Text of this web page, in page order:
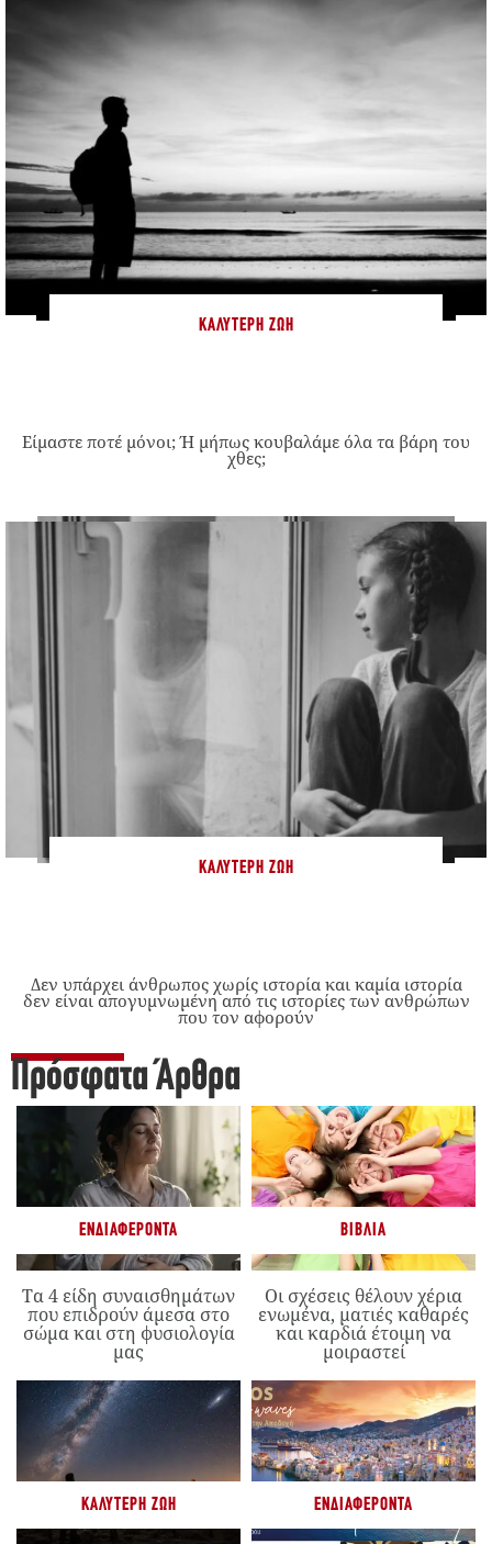
ΚΑΛΎΤΕΡΗ ΖΩΉ
Είμαστε ποτέ μόνοι; Ή μήπως κουβαλάμε όλα τα βάρη του
χθες;
ΚΑΛΎΤΕΡΗ ΖΩΉ
Δεν υπάρχει άνθρωπος χωρίς ιστορία και καμία ιστορία
δεν είναι απογυμνωμένη από τις ιστορίες των ανθρώπων
που τον αφορούν
Πρόσφατα Άρθρα
ΕΝΔΙΑΦΈΡΟΝΤΑ
Τα 4 είδη συναισθημάτων
που επιδρούν άμεσα στο
σώμα και στη φυσιολογία
μας
ΒΙΒΛΊΑ
Οι σχέσεις θέλουν χέρια
ενωμένα, ματιές καθαρές
και καρδιά έτοιμη να
μοιραστεί
ΚΑΛΎΤΕΡΗ ΖΩΉ ΕΝΔΙΑΦΈΡΟΝΤΑ